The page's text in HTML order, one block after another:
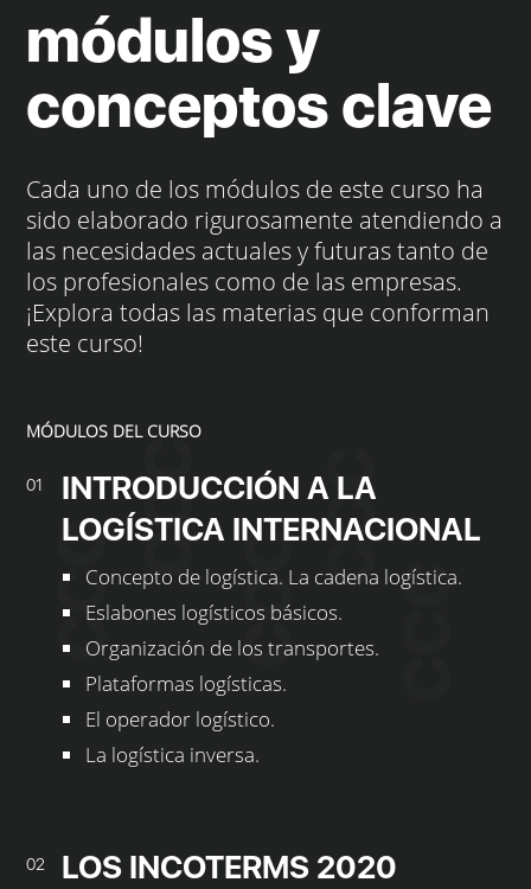
módulos y
conceptos clave
Cada uno de los módulos de este curso ha
sido elaborado rigurosamente atendiendo a
las necesidades actuales y futuras tanto de
los profesionales como de las empresas.
¡Explora todas las materias que conforman
este curso!
MÓDULOS DEL CURSO
01
INTRODUCCIÓN A LA
LOGÍSTICA INTERNACIONAL
Concepto de logística. La cadena logística.
Eslabones logísticos básicos.
Organización de los transportes.
Plataformas logísticas.
El operador logístico.
La logística inversa.
02 LOS INCOTERMS 2020